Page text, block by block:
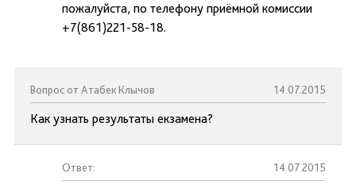
пожалуйста, по телефону приёмной комиссии
+7(861)221-58-18.
Вопрос от Атабек Клычов 14.07.2015
Как узнать результаты екзамена?
Ответ: 14.07.2015